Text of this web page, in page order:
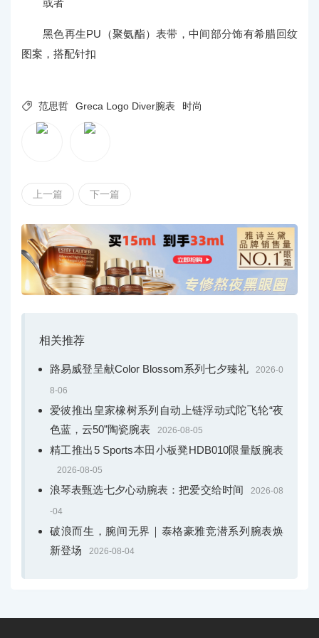
黑色再生PU（聚氨酯）表带，中间部分饰有希腊回纹
图案，搭配针扣
 范思哲 Greca Logo Diver腕表 时尚
上一篇 下一篇
相关推荐
路易威登呈献Color Blossom系列七夕臻礼 2026-0
8-06
爱彼推出皇家橡树系列自动上链浮动式陀飞轮“夜
色蓝，云50”陶瓷腕表
2026-08-05
精工推出5 Sports本田小板凳HDB010限量版腕表
2026-08-05
浪琴表甄选七夕心动腕表：把爱交给时间 2026-08
-04
破浪而生，腕间无界｜泰格豪雅竞潜系列腕表焕
新登场
2026-08-04